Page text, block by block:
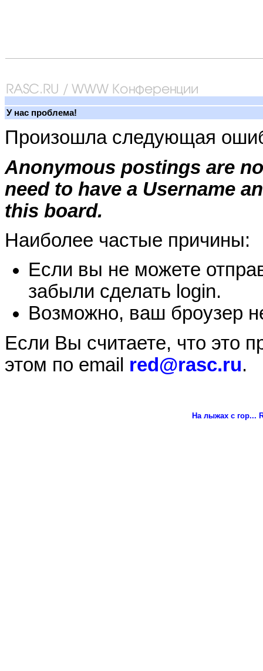
У нас проблема!
Произошла следующая
Anonymous postings are
need to have a Username
this board.
Наиболее частые причины:
Если вы не можете
забыли сделать login.
Возможно, ваш броузер
Если Вы считаете, что это
этом по email red@rasc.ru.
На лыжах с гор...